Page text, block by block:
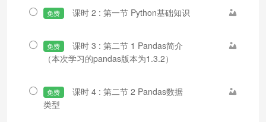
免费 课时 2 : 第一节 Python基础知识
免费
课时 3 : 第二节 1 Pandas简介
（本次学习的pandas版本为1.3.2）
免费
课时 4 : 第二节 2 Pandas数据
类型